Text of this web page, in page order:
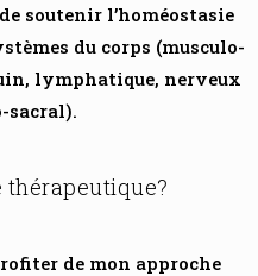
soutenir l’homéostasie
du corps (musculo-
lymphatique, nerveux
sacral).
thérapeutique?
de mon approche